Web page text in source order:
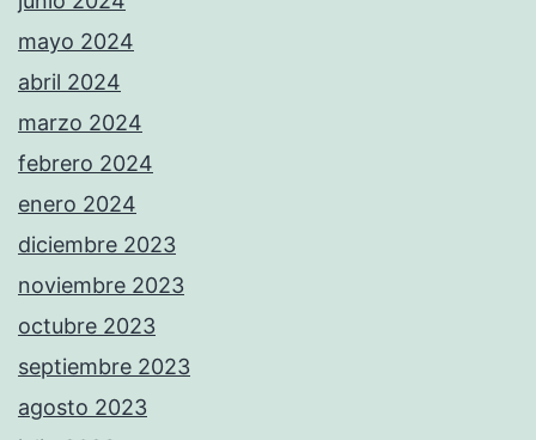
mayo 2024
abril 2024
marzo 2024
febrero 2024
enero 2024
diciembre 2023
noviembre 2023
octubre 2023
septiembre 2023
agosto 2023